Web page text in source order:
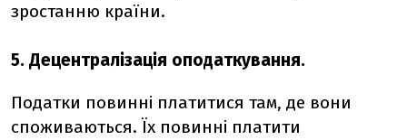
зростанню країни.
5. Децентралізація оподаткування.
Податки повинні платитися там, де вони
споживаються. Їх повинні платити